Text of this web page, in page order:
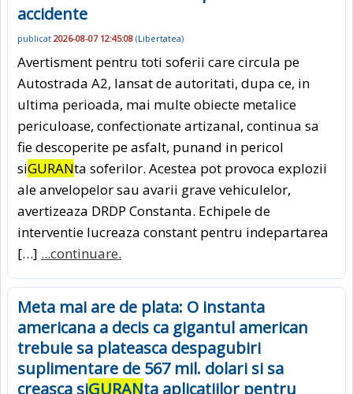
accidente
publicat 2026-08-07 12:45:08 (Libertatea)
Avertisment pentru toti soferii care circula pe
Autostrada A2, lansat de autoritati, dupa ce, in
ultima perioada, mai multe obiecte metalice
periculoase, confectionate artizanal, continua sa
fie descoperite pe asfalt, punand in pericol
siGURANta soferilor. Acestea pot provoca explozii
ale anvelopelor sau avarii grave vehiculelor,
avertizeaza DRDP Constanta. Echipele de
interventie lucreaza constant pentru indepartarea
[…] ...continuare.
Meta mai are de plata: O instanta
americana a decis ca gigantul american
trebuie sa plateasca despagubiri
suplimentare de 567 mil. dolari si sa
creasca siGURANta aplicatiilor pentru